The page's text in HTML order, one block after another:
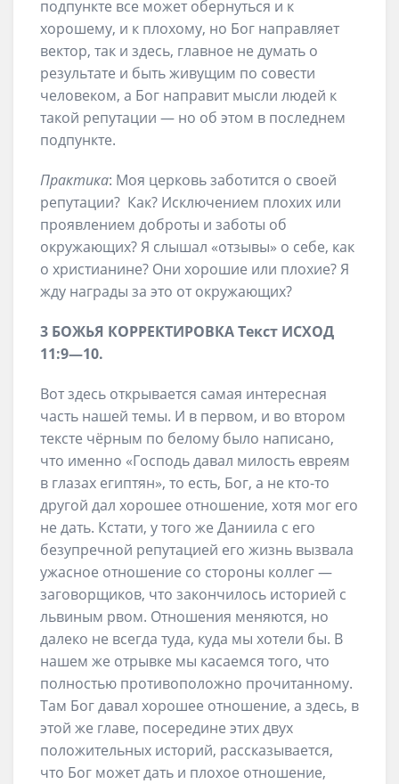
подпункте все может обернуться и к
хорошему, и к плохому, но Бог направляет
вектор, так и здесь, главное не думать о
результате и быть живущим по совести
человеком, а Бог направит мысли людей к
такой репутации — но об этом в последнем
подпункте.
Практика: Моя церковь заботится о своей
репутации? Как? Исключением плохих или
проявлением доброты и заботы об
окружающих? Я слышал «отзывы» о себе, как
о христианине? Они хорошие или плохие? Я
жду награды за это от окружающих?
3 БОЖЬЯ КОРРЕКТИРОВКАТекст ИСХОД
11:9—10.
Вот здесь открывается самая интересная
часть нашей темы. И в первом, и во втором
тексте чёрным по белому было написано,
что именно «Господь давал милость евреям
в глазах египтян», то есть, Бог, а не кто-то
другой дал хорошее отношение, хотя мог его
не дать. Кстати, у того же Даниила с его
безупречной репутацией его жизнь вызвала
ужасное отношение со стороны коллег —
заговорщиков, что закончилось историей с
львиным рвом. Отношения меняются, но
далеко не всегда туда, куда мы хотели бы. В
нашем же отрывке мы касаемся того, что
полностью противоположно прочитанному.
Там Бог давал хорошее отношение, а здесь, в
этой же главе, посередине этих двух
положительных историй, рассказывается,
что Бог может дать и плохое отношение,